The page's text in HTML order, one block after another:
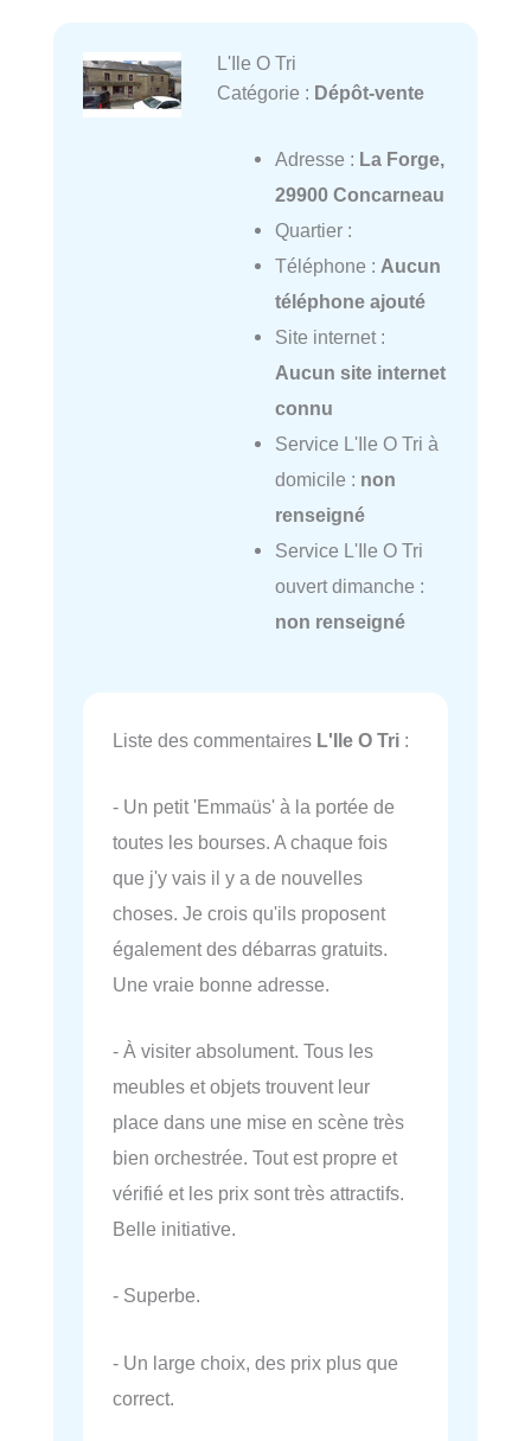
L'Ile O Tri
Catégorie : Dépôt-vente
Adresse : La Forge,
29900 Concarneau
Quartier :
Téléphone : Aucun
téléphone ajouté
Site internet :
Aucun site internet
connu
Service L'Ile O Tri à
domicile : non
renseigné
Service L'Ile O Tri
ouvert dimanche :
non renseigné
Liste des commentaires L'Ile O Tri :
- Un petit 'Emmaüs' à la portée de
toutes les bourses. A chaque fois
que j'y vais il y a de nouvelles
choses. Je crois qu'ils proposent
également des débarras gratuits.
Une vraie bonne adresse.
- À visiter absolument. Tous les
meubles et objets trouvent leur
place dans une mise en scène très
bien orchestrée. Tout est propre et
vérifié et les prix sont très attractifs.
Belle initiative.
- Superbe.
- Un large choix, des prix plus que
correct.